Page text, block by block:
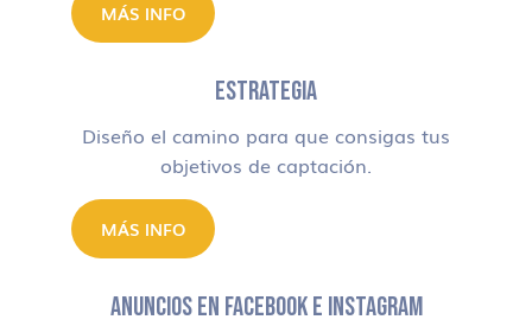
MÁS INFO
ESTRATEGIA
Diseño el camino para que consigas tus
objetivos de captación.
MÁS INFO
ANUNCIOS EN FACEBOOK E INSTAGRAM